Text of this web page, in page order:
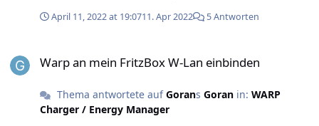
April 11, 2022 at 19:0711. Apr 2022 5 Antworten
Warp an mein FritzBox W-Lan einbinden
Thema antwortete aufGorans Goranin: WARP
Charger / Energy Manager